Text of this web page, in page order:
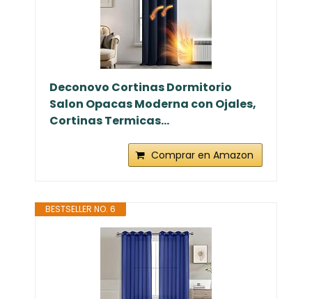
Deconovo Cortinas Dormitorio
Salon Opacas Moderna con Ojales,
Cortinas Termicas...
Comprar en Amazon
BESTSELLER NO. 6